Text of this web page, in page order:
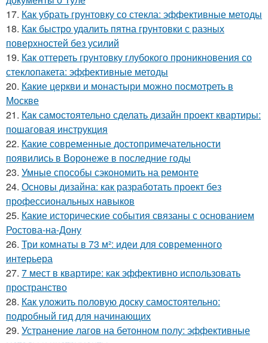
17. Как убрать грунтовку со стекла: эффективные методы
18. Как быстро удалить пятна грунтовки с разных
поверхностей без усилий
19. Как оттереть грунтовку глубокого проникновения со
стеклопакета: эффективные методы
20. Какие церкви и монастыри можно посмотреть в
Москве
21. Как самостоятельно сделать дизайн проект квартиры:
пошаговая инструкция
22. Какие современные достопримечательности
появились в Воронеже в последние годы
23. Умные способы сэкономить на ремонте
24. Основы дизайна: как разработать проект без
профессиональных навыков
25. Какие исторические события связаны с основанием
Ростова-на-Дону
26. Три комнаты в 73 м²: идеи для современного
интерьера
27. 7 мест в квартире: как эффективно использовать
пространство
28. Как уложить половую доску самостоятельно:
подробный гид для начинающих
29. Устранение лагов на бетонном полу: эффективные